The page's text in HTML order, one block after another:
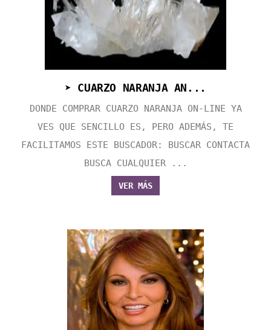
➤ CUARZO NARANJA AN...
DONDE COMPRAR CUARZO NARANJA ON-LINE YA
VES QUE SENCILLO ES, PERO ADEMÁS, TE
FACILITAMOS ESTE BUSCADOR: BUSCAR CONTACTA
BUSCA CUALQUIER ...
VER MÁS